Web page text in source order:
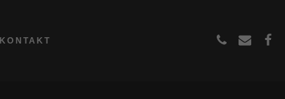
KONTAKT